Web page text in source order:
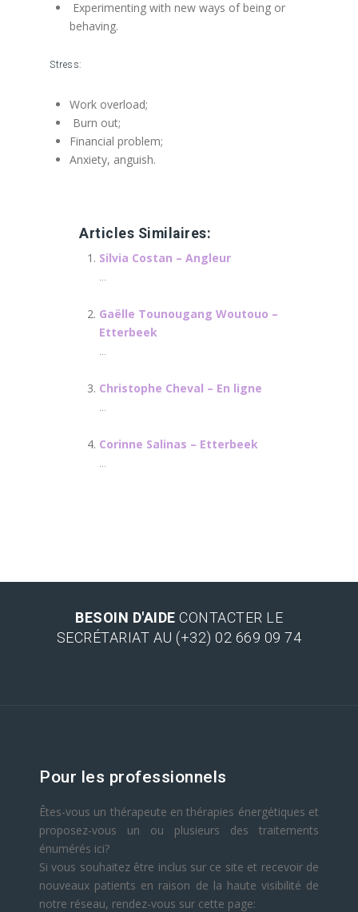
Experimenting with new ways of being or
behaving.
Stress:
Work overload;
Burn out;
Financial problem;
Anxiety, anguish.
Articles Similaires:
Silvia Costan – Angleur
...
Gaëlle Tounougang Woutouo –
Etterbeek
...
Christophe Cheval – En ligne
...
Corinne Salinas – Etterbeek
...
BESOIN D'AIDE CONTACTER LE
SECRÉTARIAT AU (+32) 02 669 09 74
Pour les professionnels
Êtes-vous un thérapeute en thérapies énergétiques et
proposez-vous un ou plusieurs des traitements
énumérés ici?
Si vous souhaitez être inclus sur ce site et recevoir de
nouveaux patients en raison de la haute visibilité de
notre réseau, rendez-vous sur cette page: